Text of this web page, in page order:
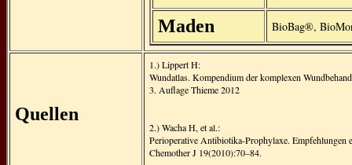
Maden BioBag®,
Quellen
1.) Lippert H:
Wundatlas. Kompendium der komplexen
3. Auflage Thieme 2012
2.) Wacha H, et al.:
Perioperative Antibiotika-Prophylaxe. Empfehlungen
Chemother J 19(2010):70–84.